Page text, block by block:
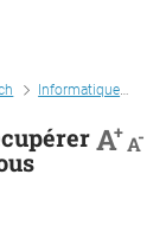
Informatique
A+A-